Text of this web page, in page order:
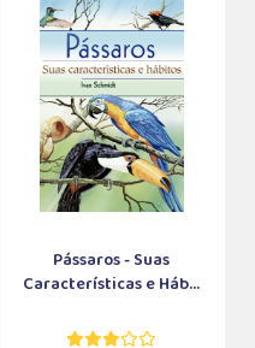
Pássaros - Suas
Características e Háb...